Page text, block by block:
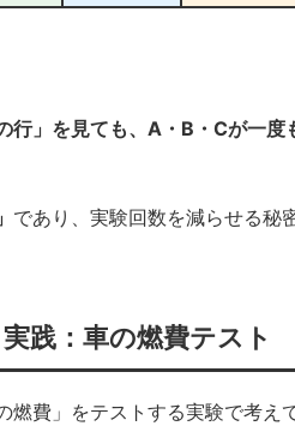
行」を見ても、A・B・Cが一
であり、実験回数を減らせる秘
践：車の燃費テスト
費」をテストする実験で考え